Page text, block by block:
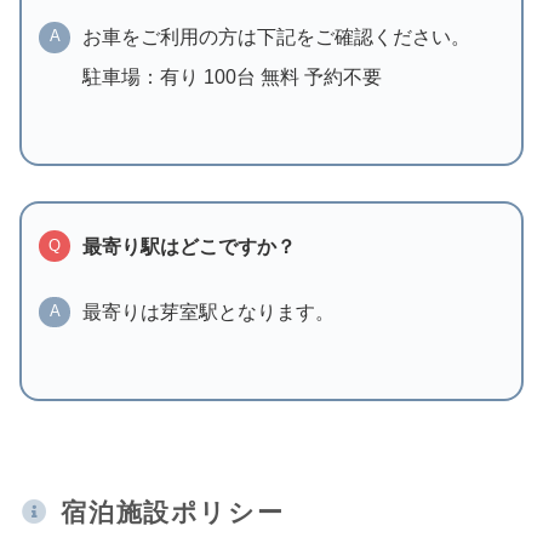
A
お車をご利用の方は下記をご確認ください。
駐車場：有り 100台 無料 予約不要
Q 最寄り駅はどこですか？
A 最寄りは芽室駅となります。
宿泊施設ポリシー